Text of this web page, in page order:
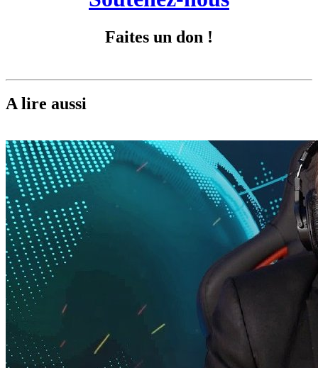
Faites un don !
A lire aussi